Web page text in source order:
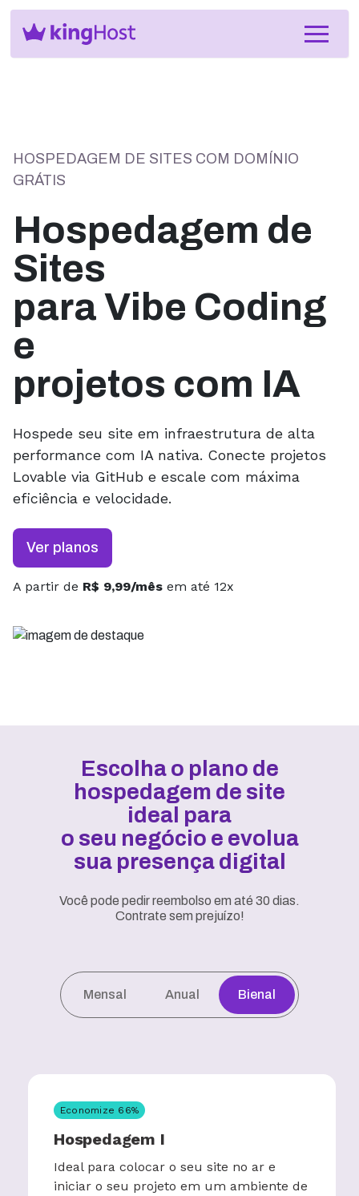
HOSPEDAGEM DE SITES COM DOMÍNIO
GRÁTIS
Hospedagem de
Sites
para Vibe Coding
e
projetos com IA
Hospede seu site em infraestrutura de alta
performance com IA nativa. Conecte projetos
Lovable via GitHub e escale com máxima
eficiência e velocidade.
Ver planos
A partir de R$ 9,99/mês em até 12x
Escolha o plano de
hospedagem de site
ideal para
o seu negócio e evolua
sua presença digital
Você pode pedir reembolso em até 30 dias.
Contrate sem prejuízo!
Mensal Anual Bienal
Economize 66%
Hospedagem I
Ideal para colocar o seu site no ar e
iniciar o seu projeto em um ambiente de